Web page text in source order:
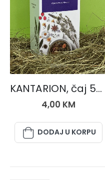
ČAJEVI
KANTARION, čaj 50 gr.
4,00 KM
DODAJ U KORPU